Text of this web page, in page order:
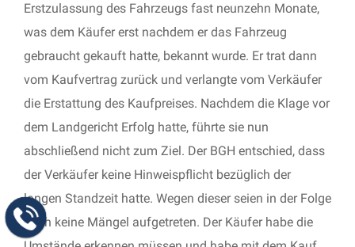
Erstzulassung des Fahrzeugs fast neunzehn Monate,
was dem Käufer erst nachdem er das Fahrzeug
gebraucht gekauft hatte, bekannt wurde. Er trat dann
vom Kaufvertrag zurück und verlangte vom Verkäufer
die Erstattung des Kaufpreises. Nachdem die Klage vor
dem Landgericht Erfolg hatte, führte sie nun
abschließend nicht zum Ziel. Der BGH entschied, dass
der Verkäufer keine Hinweispflicht bezüglich der
langen Standzeit hatte. Wegen dieser seien in der Folge
auch keine Mängel aufgetreten. Der Käufer habe die